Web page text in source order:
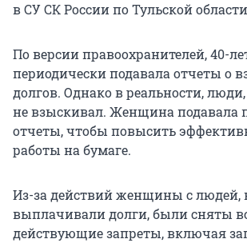
в СУ СК России по Тульской
По версии правоохранителей, 40-
периодически подавала отчеты о
долгов. Однако в реальности,
не взыскивал. Женщина подавала
отчеты, чтобы повысить
работы на бумаге.
Из-за действий женщины с людей,
выплачивали долги, были сняты
действующие запреты, включая